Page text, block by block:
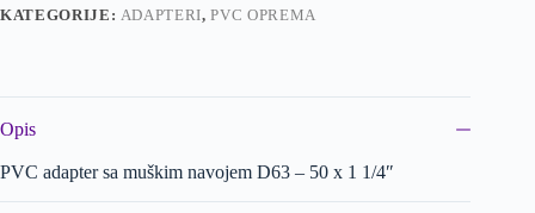
KATEGORIJE: ADAPTERI,PVC OPREMA
Opis
PVC adapter sa muškim navojem D63 – 50 x 1 1/4″